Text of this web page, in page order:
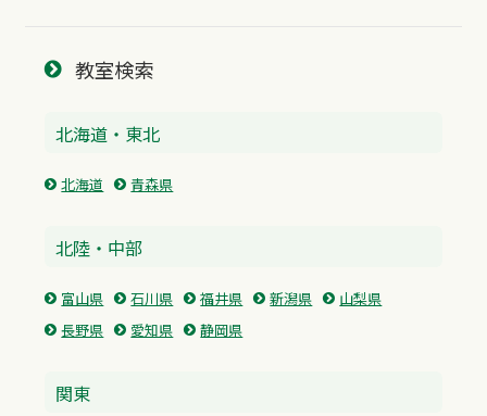
教室検索
北海道・東北
北海道 青森県
北陸・中部
富山県 石川県 福井県 新潟県
山梨県
長野県
愛知県 静岡県
関東